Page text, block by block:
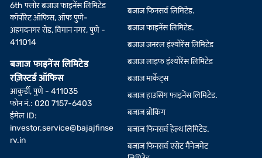
6th फ्लोर बजाज फाइनेंस लिमिटेड
कॉर्पोरेट ऑफिस, ऑफ पुणे-
अहमदनगर रोड, विमान नगर, पुणे -
411014
बजाज फाइनेंस लिमिटेड
रज़िस्टर्ड ऑफिस
आकुर्डी, पुणे - 411035
फोन नं.: 020 7157-6403
ईमेल ID:
investor.service@bajajfinse
rv.in
बजाज फिनसर्व लिमिटेड.
बजाज फाइनेंस लिमिटेड.
बजाज जनरल इंश्योरेंस लिमिटेड
बजाज लाइफ इंश्योरेंस लिमिटेड
बजाज मार्केट्स
बजाज हाउसिंग फाइनेंस लिमिटेड.
बजाज ब्रोकिंग
बजाज फिनसर्व हेल्थ लिमिटेड.
बजाज फिनसर्व एसेट मैनेजमेंट